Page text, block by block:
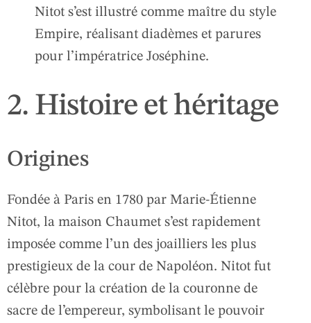
Nitot s’est illustré comme maître du style
Empire, réalisant diadèmes et parures
pour l’impératrice Joséphine.
2. Histoire et héritage
Origines
Fondée à Paris en 1780 par Marie-Étienne
Nitot, la maison Chaumet s’est rapidement
imposée comme l’un des joailliers les plus
prestigieux de la cour de Napoléon. Nitot fut
célèbre pour la création de la couronne de
sacre de l’empereur, symbolisant le pouvoir